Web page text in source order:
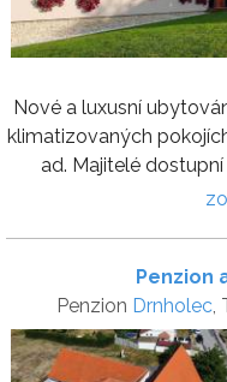
Nové a luxusní
klimatizovaných
ad. Majitelé
Penzion
Penzion Drnholec,